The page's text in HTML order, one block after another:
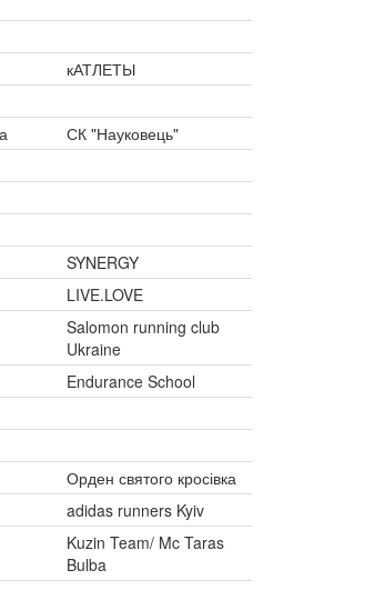
кАТЛЕТЫ
СК "Науковець"
SYNERGY
LIVE.LOVE
Salomon running club
Ukraine
Endurance School
Орден святого кросівка
adidas runners Kyiv
Kuzin Team/ Mc Taras
Bulba